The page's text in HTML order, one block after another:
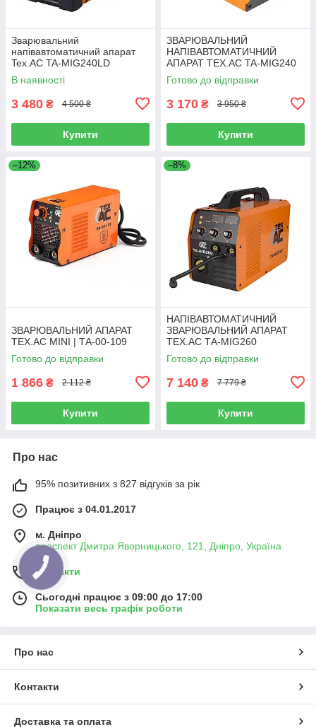
Зварювальний
напівавтоматичний апарат
Tex.AC TA-MIG240LD
В наявності
3 480 ₴ 4 500 ₴
Купити
ЗВАРЮВАЛЬНИЙ
НАПІВАВТОМАТИЧНИЙ
АПАРАТ TEX.AC TA-MIG240
Готово до відправки
3 170 ₴ 3 950 ₴
Купити
–12%
ЗВАРЮВАЛЬНИЙ АПАРАТ
TEX.AC MINI | ТА-00-109
Готово до відправки
1 866 ₴ 2 112 ₴
Купити
–8%
НАПІВАВТОМАТИЧНИЙ
ЗВАРЮВАЛЬНИЙ АПАРАТ
TEX.AC ТА-MIG260
Готово до відправки
7 140 ₴ 7 779 ₴
Купити
Про нас
95% позитивних з 827 відгуків за рік
Працює з 04.01.2017
м. Дніпро
проспект Дмитра Яворницького, 121, Дніпро, Україна
Контакти
Сьогодні працює з 09:00 до 17:00
Показати весь графік роботи
Про нас
Контакти
Доставка та оплата